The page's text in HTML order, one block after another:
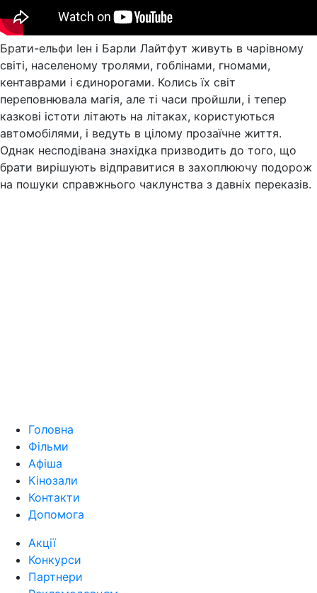
Брати-ельфи Іен і Барли Лайтфут живуть в чарівному
світі, населеному тролями, гоблінами, гномами,
кентаврами і єдинорогами. Колись їх світ
переповнювала магія, але ті часи пройшли, і тепер
казкові істоти літають на літаках, користуються
автомобілями, і ведуть в цілому прозаїчне життя.
Однак несподівана знахідка призводить до того, що
брати вирішують відправитися в захоплюючу подорож
на пошуки справжнього чаклунства з давніх переказів.
Головна
Фільми
Афіша
Кінозали
Контакти
Допомога
Акції
Конкурси
Партнери